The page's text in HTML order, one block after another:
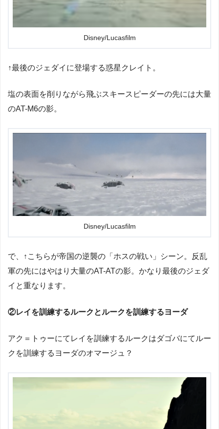
Disney/Lucasfilm
↑最後のジェダイに登場する惑星クレイト。
塩の表面を削りながら飛ぶスキースピーダーの先には大量
のAT-M6の影。
Disney/Lucasfilm
で、↑こちらが帝国の逆襲の「ホスの戦い」シーン。反乱
軍の先にはやはり大量のAT-ATの影。かなり最後のジェダ
イと重なります。
②レイを訓練するルークとルークを訓練するヨーダ
アク＝トゥーにてレイを訓練するルークはダゴバにてルー
クを訓練するヨーダのオマージュ？